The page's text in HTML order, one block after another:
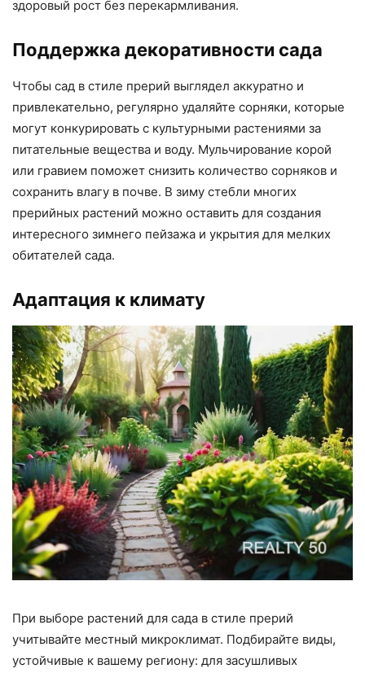
здоровый рост без перекармливания.
Поддержка декоративности сада
Чтобы сад в стиле прерий выглядел аккуратно и
привлекательно, регулярно удаляйте сорняки, которые
могут конкурировать с культурными растениями за
питательные вещества и воду. Мульчирование корой
или гравием поможет снизить количество сорняков и
сохранить влагу в почве. В зиму стебли многих
прерийных растений можно оставить для создания
интересного зимнего пейзажа и укрытия для мелких
обитателей сада.
Адаптация к климату
При выборе растений для сада в стиле прерий
учитывайте местный микроклимат. Подбирайте виды,
устойчивые к вашему региону: для засушливых